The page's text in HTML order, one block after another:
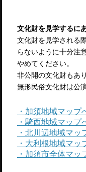
文化財を見学するに
文化財を見学される
らないように十分注
やめてください。
非公開の文化財もあ
無形民俗文化財は公
・加須地域マップ
・騎西地域マップ
・北川辺地域マッ
・大利根地域マッ
・加須市全体マッ